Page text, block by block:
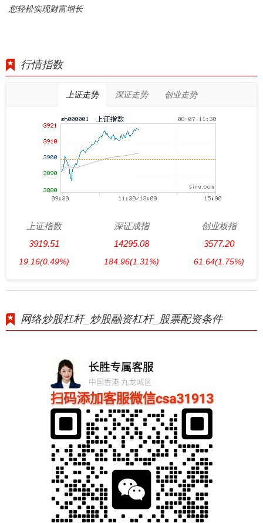
您轻松实现财富增长
行情指数
上证走势 深证走势 创业走势
上证指数
3919.51
19.16(0.49%)
深证成指
14295.08
184.96(1.31%)
创业板指
3577.20
61.64(1.75%)
网络炒股杠杆_炒股融资杠杆_股票配资条件